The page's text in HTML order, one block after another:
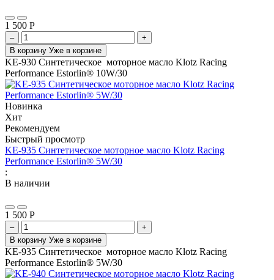
1 500 Р
–
+
В корзину Уже в корзине
KE-930 Синтетическое моторное масло Klotz Racing
Performance Estorlin® 10W/30
Новинка
Хит
Рекомендуем
Быстрый просмотр
KE-935 Синтетическое моторное масло Klotz Racing
Performance Estorlin® 5W/30
:
В наличии
1 500 Р
–
+
В корзину Уже в корзине
KE-935 Синтетическое моторное масло Klotz Racing
Performance Estorlin® 5W/30